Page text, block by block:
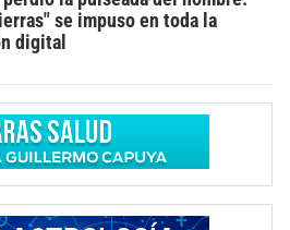
se impuso en toda la
digital